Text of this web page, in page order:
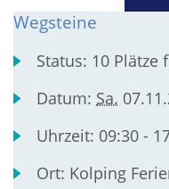
Wegsteine
Status: 10 Plätze
Datum: Sa.
Uhrzeit: 09:30 -
Ort: Kolping